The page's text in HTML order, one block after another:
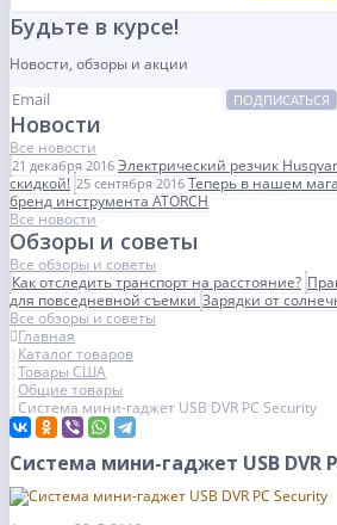
Будьте в курсе!
Новости, обзоры и акции
ПОДПИСАТЬСЯ
Новости
Все новости
21 декабря 2016 Электрический резчик
скидкой! 25 сентября 2016 Теперь в нашем
бренд инструмента ATORCH
Все новости
Обзоры и советы
Все обзоры и советы
Как отследить транспорт на расстояние?
для повседневной съемкиЗарядки от
Все обзоры и советы
Главная
Каталог товаров
Товары США
Общие товары
Система мини-гаджет USB DVR PC Security
Система мини-гаджет USB DVR